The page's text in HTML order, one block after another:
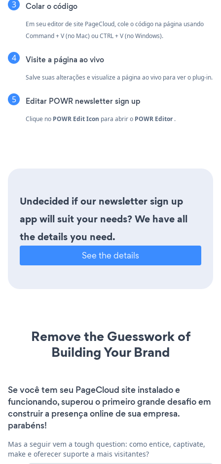
Colar o código
Em seu editor de site PageCloud, cole o código na página usando
Command + V (no Mac) ou CTRL + V (no Windows).
Visite a página ao vivo
Salve suas alterações e visualize a página ao vivo para ver o plug-in.
Editar POWR newsletter sign up
Clique no POWR Edit Icon para abrir o POWR Editor.
Undecided if our newsletter sign up
app will suit your needs? We have all
the details you need.
See the details
Remove the Guesswork of
Building Your Brand
Se você tem seu PageCloud site instalado e
funcionando, superou o primeiro grande desafio em
construir a presença online de sua empresa.
parabéns!
Mas a seguir vem a tough question: como entice, captivate,
make e oferecer suporte a mais visitantes?